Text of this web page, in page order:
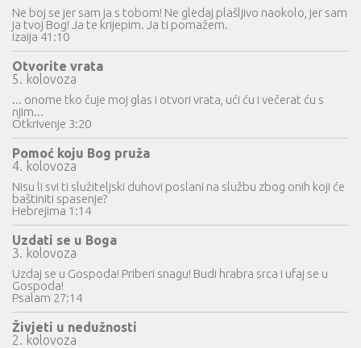
Ne boj se jer sam ja s tobom! Ne gledaj plašljivo naokolo, jer sam
ja tvoj Bog! Ja te krijepim. Ja ti pomažem.
Izaija 41:10
Otvorite vrata
5. kolovoza
... onome tko čuje moj glas i otvori vrata, ući ću i večerat ću s
njim...
Otkrivenje 3:20
Pomoć koju Bog pruža
4. kolovoza
Nisu li svi ti služiteljski duhovi poslani na službu zbog onih koji će
baštiniti spasenje?
Hebrejima 1:14
Uzdati se u Boga
3. kolovoza
Uzdaj se u Gospoda! Priberi snagu! Budi hrabra srca i ufaj se u
Gospoda!
Psalam 27:14
Živjeti u nedužnosti
2. kolovoza